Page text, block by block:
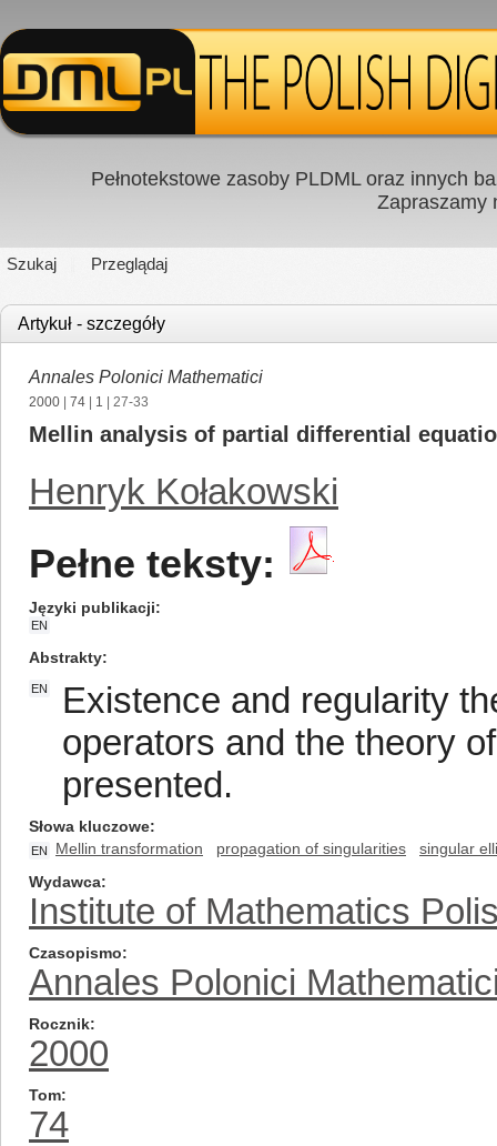
Pełnotekstowe zasoby PLDML oraz innych
Zapraszamy
Szukaj Przeglądaj
Artykuł - szczegóły
Annales Polonici Mathematici
2000 74 1 | 27-33
Mellin analysis of partial differential
Henryk Kołakowski
Pełne teksty:
Języki publikacji
EN
Abstrakty
EN
Existence and regularity
operators and the theory
presented.
Słowa kluczowe
EN Mellin transformation propagation of singularities
singular
Wydawca
Institute of Mathematics
Czasopismo
Annales Polonici
Rocznik
2000
Tom
74